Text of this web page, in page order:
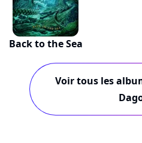
Back to the Sea
Voir tous les